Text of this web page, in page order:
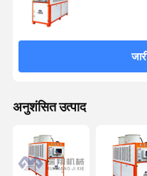
अनुशंसित उत्पाद